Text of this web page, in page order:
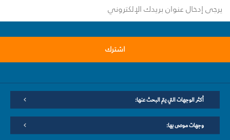
اشترك
أكثر الوجهات التي يتم البحث عنها:
وجهات موصى بها: